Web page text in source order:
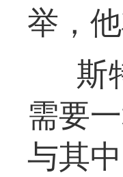
举，
斯
需要
与其